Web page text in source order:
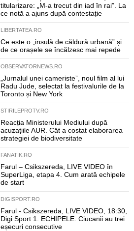
titularizare: „M-a trecut din iad în rai”. La
ce notă a ajuns după contestație
LIBERTATEA.RO
Ce este o „insulă de căldură urbană” și
de ce orașele se încălzesc mai repede
OBSERVATORNEWS.RO
„Jurnalul unei cameriste”, noul film al lui
Radu Jude, selectat la festivalurile de la
Toronto și New York
STIRILEPROTV.RO
Reacția Ministerului Mediului după
acuzațiile AUR. Cât a costat elaborarea
strategiei de biodiversitate
FANATIK.RO
Farul – Csikszereda, LIVE VIDEO în
SuperLiga, etapa 4. Cum arată echipele
de start
DIGISPORT.RO
Farul - Csikszereda, LIVE VIDEO, 18:30,
Digi Sport 1. ECHIPELE. Ciucanii au trei
eșecuri consecutive